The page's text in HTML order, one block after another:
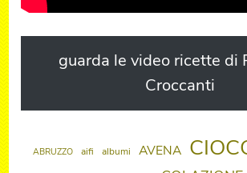
guarda le video ricette di
Croccanti
ABRUZZO aifi albumi AVENA